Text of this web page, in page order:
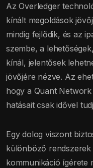
Az Overledger
kínált megoldások
mindig fejlődik, és az
szembe, a
kínál, jelentősek
jövőjére nézve. Az
hogy a Quant
hatásait csak idővel
Egy dolog viszont
különböző
kommunikáció ígérete